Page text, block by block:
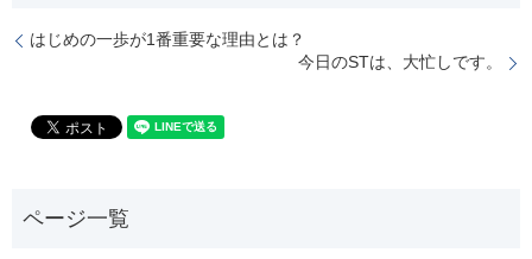
はじめの一歩が1番重要な理由とは？
今日のSTは、大忙しです。